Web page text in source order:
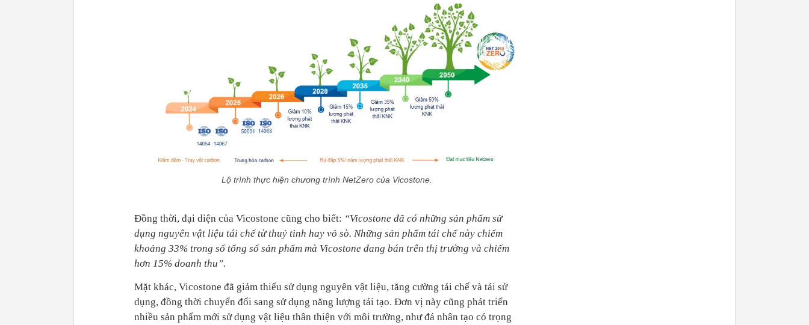
Lộ trình thực hiện chương trình NetZero của Vicostone.
Đồng thời, đại diện của Vicostone cũng cho biết: “Vicostone đã có những sản phẩm sử
dụng nguyên vật liệu tái chế từ thuỷ tinh hay vỏ sò. Những sản phẩm tái chế này chiếm
khoảng 33% trong số tổng số sản phẩm mà Vicostone đang bán trên thị trường và chiếm
hơn 15% doanh thu”.
Mặt khác, Vicostone đã giảm thiểu sử dụng nguyên vật liệu, tăng cường tái chế và tái sử
dụng, đồng thời chuyển đổi sang sử dụng năng lượng tái tạo. Đơn vị này cũng phát triển
nhiều sản phẩm mới sử dụng vật liệu thân thiện với môi trường, như đá nhân tạo có trọng